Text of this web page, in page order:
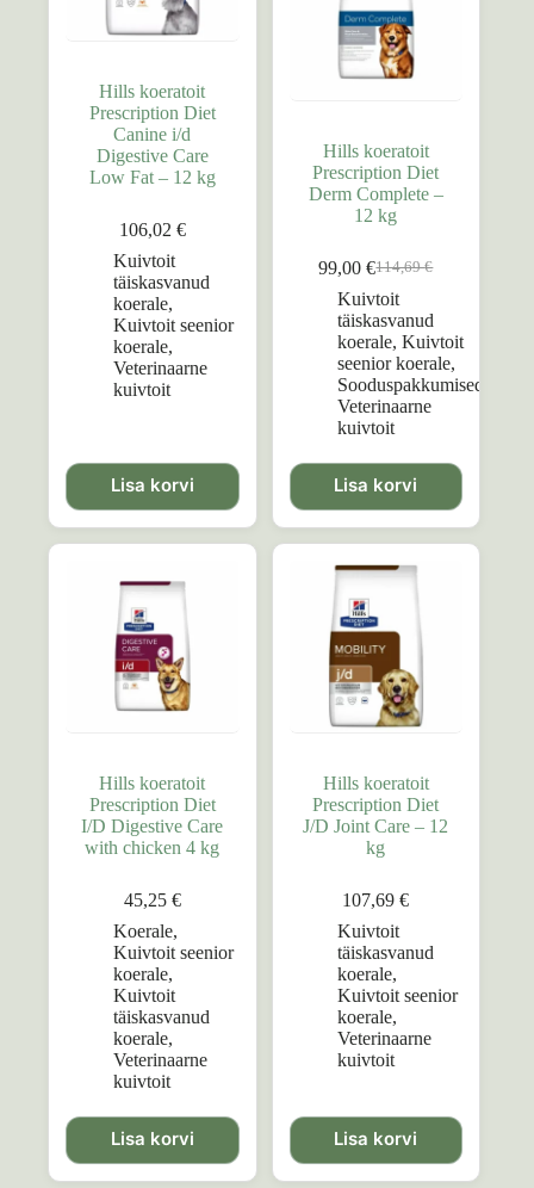
Hills koeratoit
Prescription Diet
Canine i/d
Digestive Care
Low Fat – 12 kg
106,02 €
Kuivtoit
täiskasvanud
koerale,
Kuivtoit seenior
koerale,
Veterinaarne
kuivtoit
Lisa korvi
Hills koeratoit
Prescription Diet
Derm Complete –
12 kg
114,69€
Algne
hind
oli:
114,69 €.
99,00€Praegune
hind
on:
99,00 €.
Kuivtoit
täiskasvanud
koerale, Kuivtoit
seenior koerale,
Sooduspakkumised
Veterinaarne
kuivtoit
Lisa korvi
Hills koeratoit
Prescription Diet
I/D Digestive Care
with chicken 4 kg
45,25 €
Koerale,
Kuivtoit seenior
koerale,
Kuivtoit
täiskasvanud
koerale,
Veterinaarne
kuivtoit
Lisa korvi
Hills koeratoit
Prescription Diet
J/D Joint Care – 12
kg
107,69€
Kuivtoit
täiskasvanud
koerale,
Kuivtoit seenior
koerale,
Veterinaarne
kuivtoit
Lisa korvi